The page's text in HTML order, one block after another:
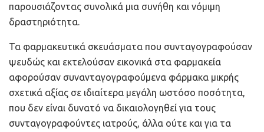
παρουσιάζοντας συνολικά μια συνήθη και νόμιμη
δραστηριότητα.
Τα φαρμακευτικά σκευάσματα που συνταγογραφούσαν
ψευδώς και εκτελούσαν εικονικά στα φαρμακεία
αφορούσαν συνανταγογραφούμενα φάρμακα μικρής
σχετικά αξίας σε ιδιαίτερα μεγάλη ωστόσο ποσότητα,
που δεν είναι δυνατό να δικαιολογηθεί για τους
συνταγογραφούντες ιατρούς, άλλα ούτε και για τα